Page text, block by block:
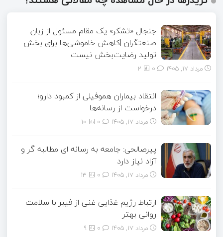
جنجال «تشکر» یک مقام مسئول از زبان
صنعتگران |کاهش خاموشی‌ها برای بخش
تولید رضایت‌بخش نیست
مرداد ۱۷, ۱۴۰۵ 2
انتقاد بیماران هموفیلی از کمبود دارو؛
درخواست از رسانه‌ها
مرداد ۱۷, ۱۴۰۵ 10
پیرصالحی: جامعه به رسانه ای مطالبه گر و
آزاد نیاز دارد
مرداد ۱۷, ۱۴۰۵ 13
ارتباط رژیم غذایی غنی از فیبر با سلامت
روانی بهتر
مرداد ۱۷, ۱۴۰۵ 9